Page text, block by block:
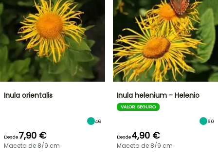
Inula orientalis
46
Desde7,90 €
Maceta de 8/9 cm
Inula helenium - Helenio
VALOR SEGURO
60
Desde4,90 €
Maceta de 8/9 cm